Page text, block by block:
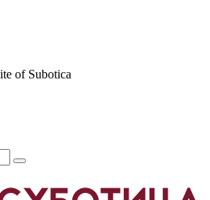
of Subotica